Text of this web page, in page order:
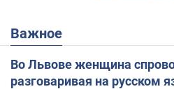
Важное
Во Львове женщина
разговаривая на русском